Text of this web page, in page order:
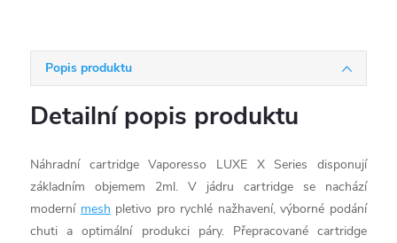
Popis produktu
Detailní popis produktu
Náhradní cartridge Vaporesso LUXE X Series disponují
základním objemem 2ml. V jádru cartridge se nachází
moderní mesh pletivo pro rychlé nažhavení, výborné podání
chuti a optimální produkci páry. Přepracované cartridge